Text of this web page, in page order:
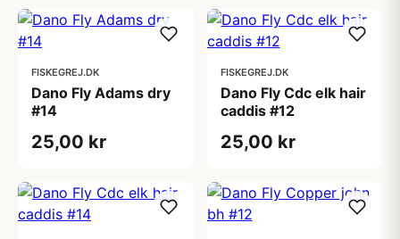
FISKEGREJ.DK
Dano Fly Adams dry
#14
25,00 kr
FISKEGREJ.DK
Dano Fly Cdc elk hair
caddis #12
25,00 kr